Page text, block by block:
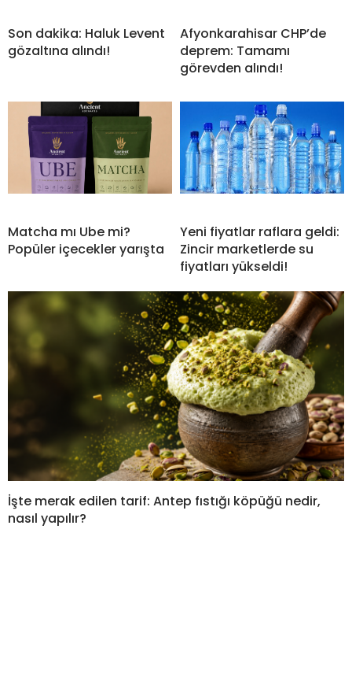
Son dakika: Haluk Levent
gözaltına alındı!
Afyonkarahisar CHP’de
deprem: Tamamı
görevden alındı!
Matcha mı Ube mi?
Popüler içecekler yarışta
Yeni fiyatlar raflara geldi:
Zincir marketlerde su
fiyatları yükseldi!
İşte merak edilen tarif: Antep fıstığı köpüğü nedir,
nasıl yapılır?